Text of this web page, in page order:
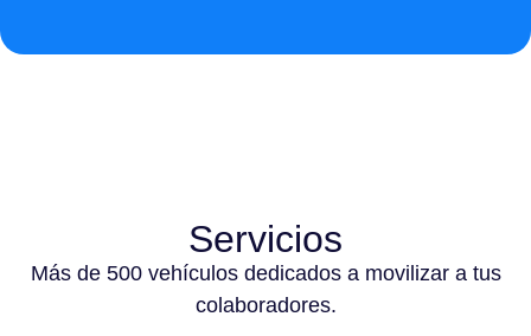
Servicios
Más de 500 vehículos dedicados a movilizar a tus
colaboradores.